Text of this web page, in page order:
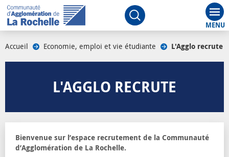
Ouvrir le moteur de
Accueil Economie, emploi et vie étudiante L'Agglo recrute
L'AGGLO RECRUTE
Bienvenue sur l’espace recrutement de la Communauté
d’Agglomération de La Rochelle.